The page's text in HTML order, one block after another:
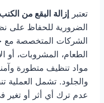
تعتبر إزالة البقع من
الضرورية للحفاظ على
الشركات المتخصصة مع
الطعام، المشروبات، أو
مواد تنظيف متطورة
والجلود. تشمل العملية
عدم ترك أي أثر أو تغير